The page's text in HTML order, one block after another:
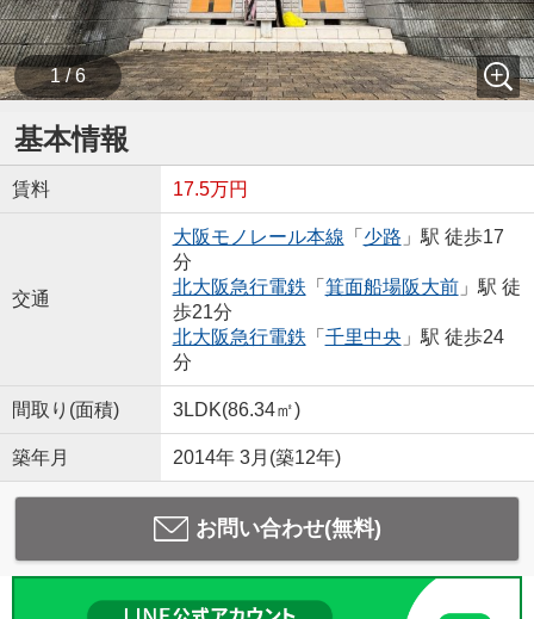
1 / 6
基本情報
賃料 17.5万円
交通
大阪モノレール本線 「 少路 」駅 徒歩17
分
北大阪急行電鉄 「 箕面船場阪大前」駅 徒
歩21分
北大阪急行電鉄 「 千里中央 」駅 徒歩24
分
間取り(面積) 3LDK(86.34㎡)
築年月 2014年 3月(築12年)
お問い合わせ(無料)